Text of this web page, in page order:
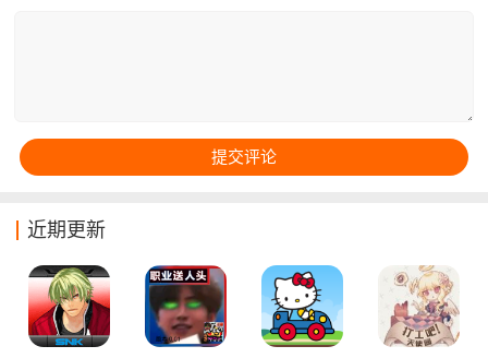
近期更新